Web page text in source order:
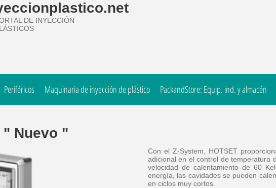
DE INYECCIÓN
Periféricos Maquinaria de inyección de plástico PackandStore: Equip. ind. y almacén
" Nuevo "
Con el Z-System, HOTSET
adicional en el control de temperatura
velocidad de calentamiento de 60
energía, las cavidades se pueden
en ciclos muy cortos.